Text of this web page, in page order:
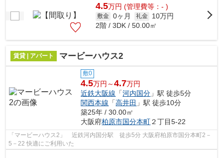
4.5万円 (管理費等：- )
敷金 0ヶ月 礼金
10万円
2階 / 3DK / 50.00㎡
賃貸 | アパート マービーハウス2
敷0
4.5万円～4.7万円
近鉄大阪線 「河内国分 」駅 徒歩5分
関西本線 「高井田 」駅 徒歩10分
築25年 / 30.00㎡
大阪府柏原市国分本町２丁目5-22
「マービーハウス2」 近鉄河内国分駅 徒歩5分 大阪府柏原市国分本町2－
5－22 快適にご利用いた